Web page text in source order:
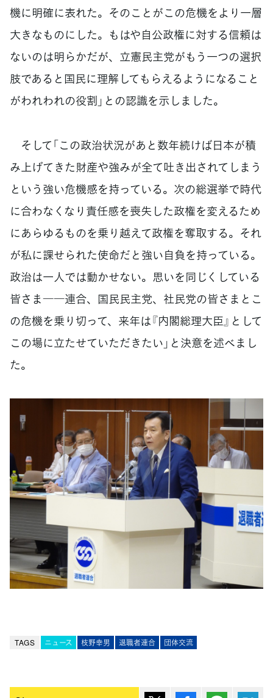
機に明確に表れた。そのことがこの危機をより一層
大きなものにした。もはや自公政権に対する信頼は
ないのは明らかだが、立憲民主党がもう一つの選択
肢であると国民に理解してもらえるようになること
がわれわれの役割」との認識を示しました。
そして「この政治状況があと数年続けば日本が積
み上げてきた財産や強みが全て吐き出されてしまう
という強い危機感を持っている。次の総選挙で時代
に合わなくなり責任感を喪失した政権を変えるため
にあらゆるものを乗り越えて政権を奪取する。それ
が私に課せられた使命だと強い自負を持っている。
政治は一人では動かせない。思いを同じくしている
皆さま――連合、国民民主党、社民党の皆さまとこ
の危機を乗り切って、来年は『内閣総理大臣』として
この場に立たせていただきたい」と決意を述べまし
た。
TAGS ニュース 枝野幸男 退職者連合 団体交流